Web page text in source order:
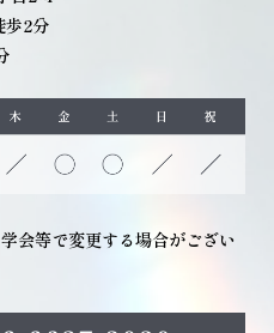
歩2分
会等で変更する場合がござい